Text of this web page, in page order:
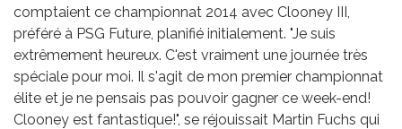
comptaient ce championnat 2014 avec Clooney III,
préféré à PSG Future, planifié initialement. "Je suis
extrêmement heureux. C'est vraiment une journée très
spéciale pour moi. Il s'agit de mon premier championnat
élite et je ne pensais pas pouvoir gagner ce week-end!
Clooney est fantastique!", se réjouissait Martin Fuchs qui